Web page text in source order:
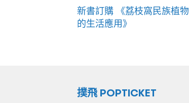
新書訂購 《荔枝窩民族植物
的生活應用》
撲飛 POPTICKET